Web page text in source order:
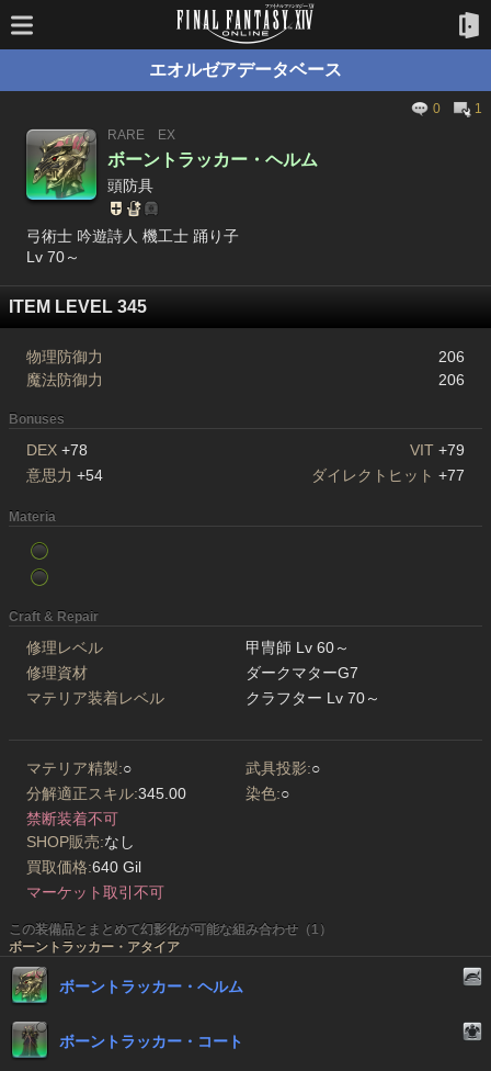
エオルゼアデータベース
0
1
RARE
EX
ボーントラッカー・ヘルム
頭防具
弓術士 吟遊詩人 機工士 踊り子
Lv 70～
ITEM LEVEL 345
物理防御力
206
魔法防御力
206
Bonuses
DEX +78 VIT +79
意思力 +54 ダイレクトヒット +77
Materia
Craft & Repair
修理レベル
甲冑師 Lv 60～
修理資材
ダークマターG7
マテリア装着レベル
クラフター Lv 70～
マテリア精製:○ 武具投影:○
分解適正スキル:345.00 染色:○
禁断装着不可
SHOP販売:なし
買取価格:640 Gil
マーケット取引不可
この装備品とまとめて幻影化が可能な組み合わせ（1）
ボーントラッカー・アタイア
ボーントラッカー・ヘルム
ボーントラッカー・コート